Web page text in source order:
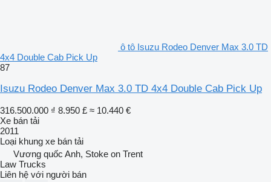
ô tô Isuzu Rodeo Denver Max 3.0 TD
4x4 Double Cab Pick Up
87
Isuzu Rodeo Denver Max 3.0 TD 4x4 Double Cab Pick Up
316.500.000 ₫ 8.950 £ ≈ 10.440 €
Xe bán tải
2011
Loại khung xe bán tải
Vương quốc Anh, Stoke on Trent
Law Trucks
Liên hệ với người bán